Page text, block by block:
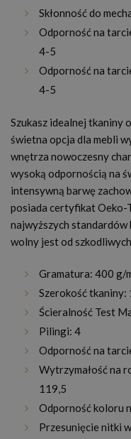
Skłonność do
Odporność na
4-5
Odporność na
4-5
Szukasz idealnej tkaniny
świetna opcja dla mebli
wnętrza nowoczesny
wysoką odpornością na
intensywną barwę
posiada certyfikat Oeko-
najwyższych standardów
wolny jest od
Gramatura: 400 g/
Szerokość tkaniny:
Ścieralność Test
Pilingi: 4
Odporność na
Wytrzymałość na
119,5
Odporność koloru
Przesunięcie nitki